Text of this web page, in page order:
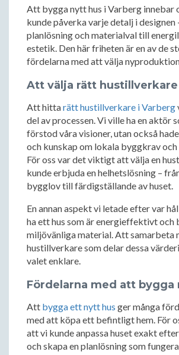
Att bygga nytt hus i Varberg innebar
kunde påverka varje detalj i designen
planlösning och materialval till
estetik. Den här friheten är en av de
fördelarna med att välja
Att välja rätt hustillverkare
Att hittarätt hustillverkare i Varberg
del av processen. Vi ville ha en aktör
förstod våra visioner, utan också
och kunskap om lokala byggkrav
För oss var det viktigt att välja en
kunde erbjuda en helhetslösning –
bygglov till färdigställande av huset.
En annan aspekt vi letade efter var
ha ett hus som är energieffektivt och
miljövänliga material. Att samarbeta
hustillverkare som delar dessa
valet enklare.
Fördelarna med att bygga
Att bygga ett nytt hus ger många
med att köpa ett befintligt hem. För
att vi kunde anpassa huset exakt
och skapa en planlösning som